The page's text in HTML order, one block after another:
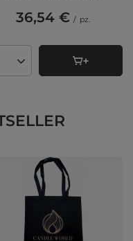
36,54 € / pz.
di prodotti